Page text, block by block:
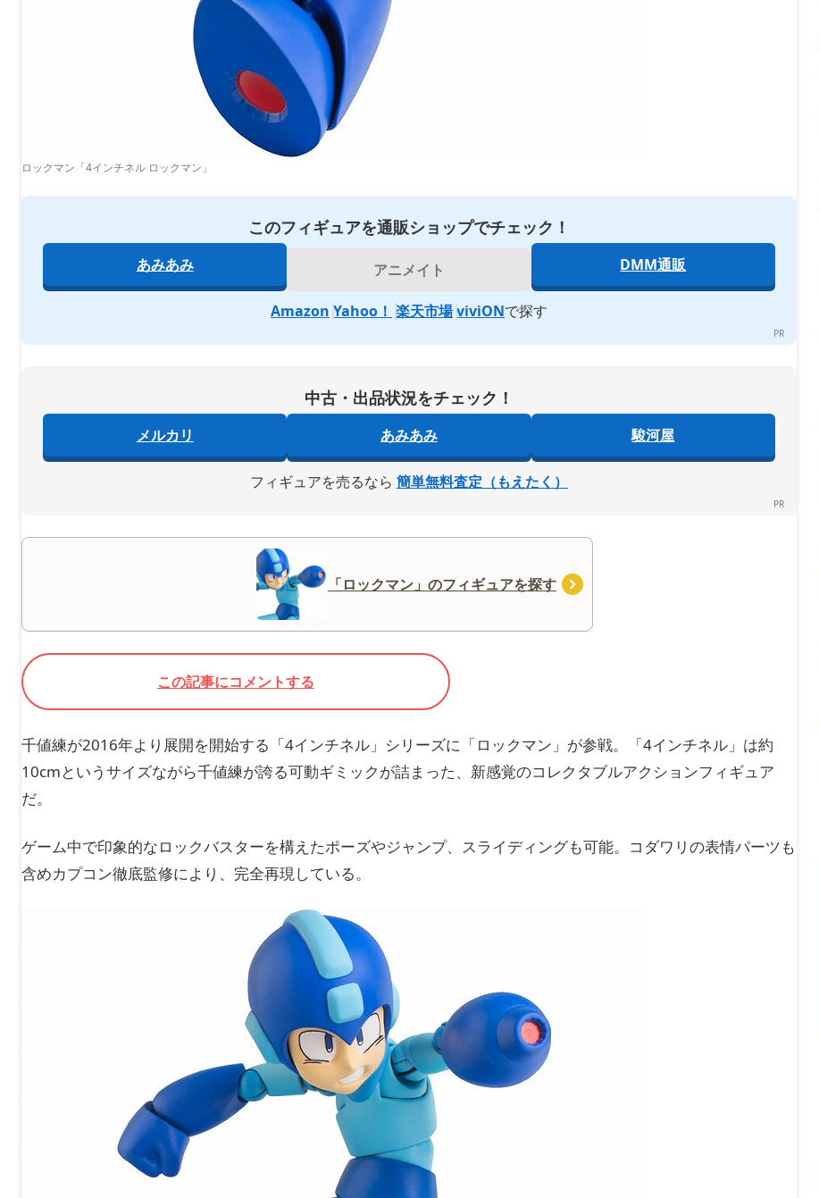
ロックマン「4インチネル ロックマン」
このフィギュアを通販ショップでチェック！
あみあみ アニメイト DMM通販
Amazon Yahoo！ 楽天市場 viviONで探す
中古・出品状況をチェック！
メルカリ あみあみ 駿河屋
フィギュアを売るなら 簡単無料査定（もえたく）
「ロックマン」のフィギュアを探す
この記事にコメントする
千値練が2016年より展開を開始する「4インチネル」シリーズに「ロックマン」が参戦。「4インチネル」は約
10cmというサイズながら千値練が誇る可動ギミックが詰まった、新感覚のコレクタブルアクションフィギュア
だ。
ゲーム中で印象的なロックバスターを構えたポーズやジャンプ、スライディングも可能。コダワリの表情パーツも
含めカプコン徹底監修により、完全再現している。